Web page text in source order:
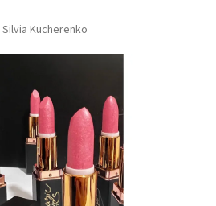
Silvia Kucherenko